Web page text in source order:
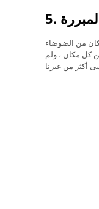
من الضوضاء
كل مكان ، ولم